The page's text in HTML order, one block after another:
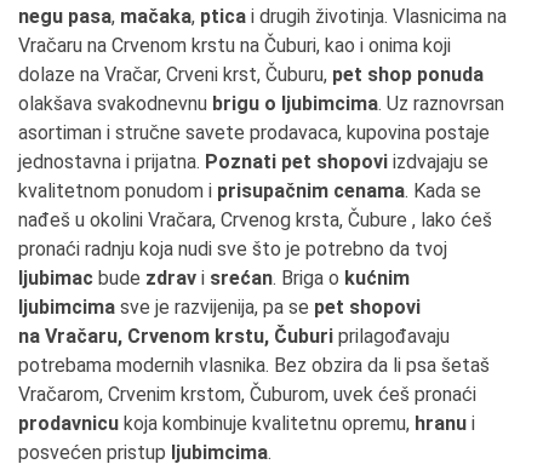
negu pasa, mačaka, ptica i drugih životinja. Vlasnicima na
Vračaru na Crvenom krstu na Čuburi, kao i onima koji
dolaze na Vračar, Crveni krst, Čuburu, pet shop ponuda
olakšava svakodnevnu brigu o ljubimcima. Uz raznovrsan
asortiman i stručne savete prodavaca, kupovina postaje
jednostavna i prijatna. Poznati pet shopovi izdvajaju se
kvalitetnom ponudom i prisupačnim cenama. Kada se
nađeš u okolini Vračara, Crvenog krsta, Čubure , lako ćeš
pronaći radnju koja nudi sve što je potrebno da tvoj
ljubimac bude zdrav i srećan. Briga o kućnim
ljubimcima sve je razvijenija, pa se pet shopovi
na Vračaru, Crvenom krstu, Čuburi prilagođavaju
potrebama modernih vlasnika. Bez obzira da li psa šetaš
Vračarom, Crvenim krstom, Čuburom, uvek ćeš pronaći
prodavnicu koja kombinuje kvalitetnu opremu, hranu i
posvećen pristup ljubimcima.